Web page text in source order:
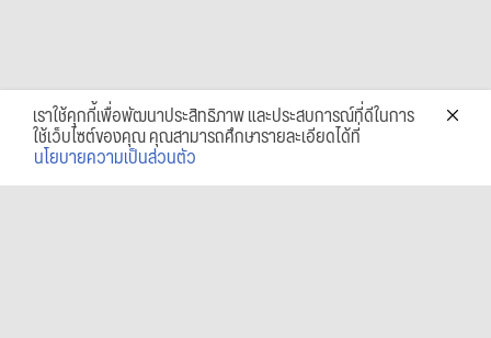
เราใช้คุกกี้เพื่อพัฒนาประสิทธิภาพ และประสบการณ์ที่ดีในการ
ใช้เว็บไซต์ของคุณ คุณสามารถศึกษารายละเอียดได้ที่
นโยบายความเป็นส่วนตัว